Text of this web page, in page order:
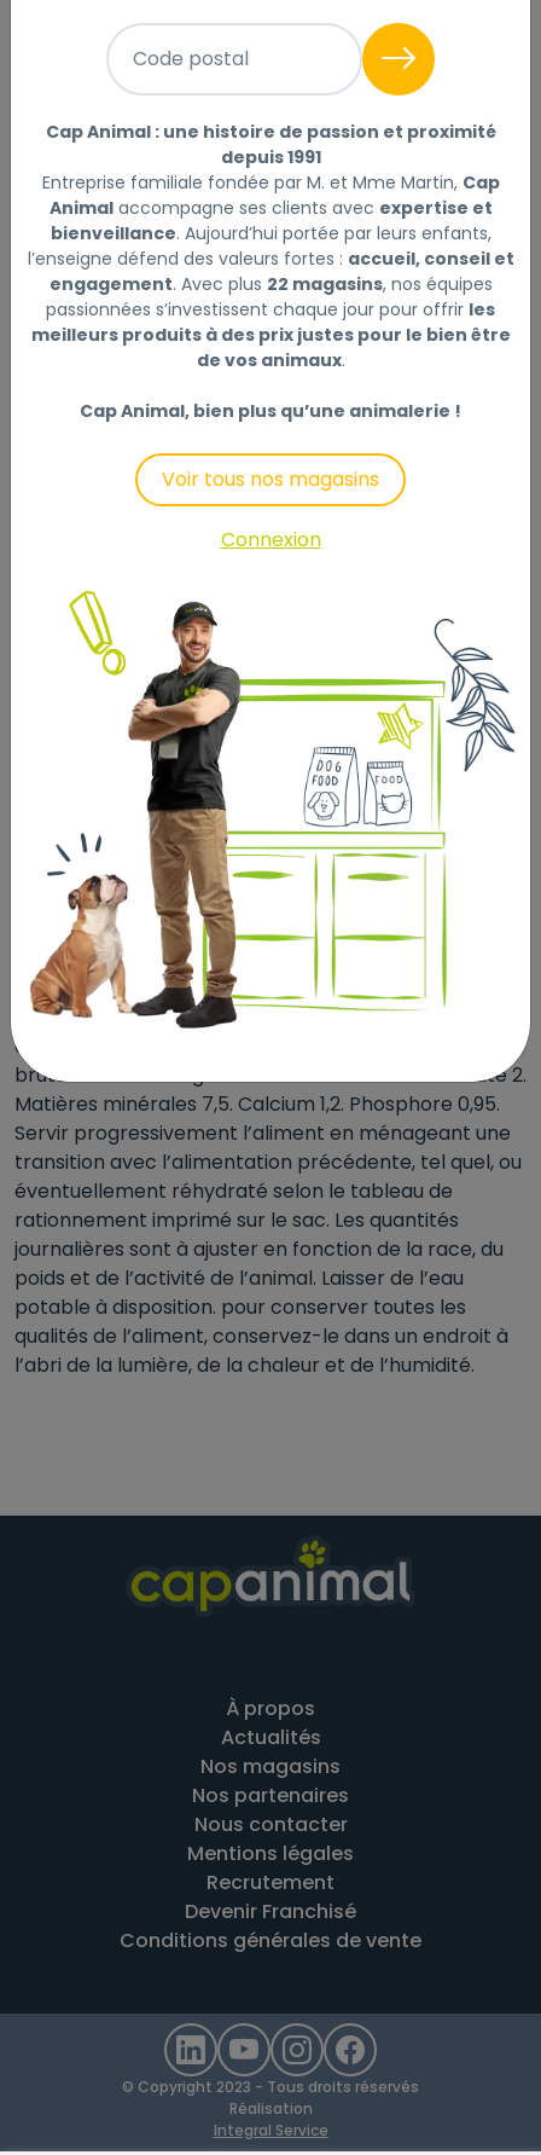
Aliment complet sans céréales pour chatons et
chattes en fin de gestation et en lactation. Pure Life
vous offre des recettes ultra-appétentes conçues
pour apporter un confort digestif optimal, et le juste
équilibre de nutriments essentiels pour la vitalité et le
bien-être de votre animal. La composition répond aux
besoins nutritionnels spécifiques du chaton pour lui
assurer une croissance saine : huile de poisson pour le
développement cérébral, extraits de levure pour le
soutien de son système immunitaire. Ingrédients
d’origine naturelle et non OGM. Fabrication 100%
française. Sans colorants, sans conservateurs, sans
animales déshydratées 37% (volaille, porc). Fécule de
Amidon de pois. Pois*. Graines de lin*. Protéines
déshydratées de sardine (4%). Fibres de pomme*.
Levure de bière. Artichaut*. Autolysats de poissons*
déshydratées*. Fructo-oligosaccharides. Fenouil*.
Algues*. Extraits de levure (0,08%) (Saccharomyces
cerevisiae, Ciberlindera Jadini). Courges*.
Canneberge*. Cassis*. Grenade*. Yucca*. Acérola*.
Argousier*. Myrtille*. Melon*. * ingrédients d'origine
naturelle. Additifs nutritionnels : Vitamine A 22000 UI.
Vitamine D3 2000 UI. Vitamine E 200 UI. CUIVRE 17,4
mg (Chélate de cuivre(II) et de glycine hydraté 2,5
mg, Sulfate de cuivre(II) pentahydraté 14,9 mg). ZINC
128 mg (Chélate de zinc de glycine hydraté 40 mg,
Sulfate de zinc monohydraté 88 mg). MANGANESE
(Oxyde de manganèse (II)) 96 mg. IODE (Iodate de
calcium anhydre) 1,8 mg. SELENIUM 0,07 mg (Sélénite
de sodium 0,02 mg, Levure séléniée inactivée 0,05
mg). Taurine 2,2 g. Additifs zootechniques : Chlorure
d'ammonium 5 g. Liants : Bentonite 10,9 g. Protéine
brute 37. Matières grasses brutes 19. Cellulose brute 2.
Matières minérales 7,5. Calcium 1,2. Phosphore 0,95.
Servir progressivement l’aliment en ménageant une
transition avec l’alimentation précédente, tel quel, ou
éventuellement réhydraté selon le tableau de
rationnement imprimé sur le sac. Les quantités
journalières sont à ajuster en fonction de la race, du
poids et de l’activité de l’animal. Laisser de l’eau
potable à disposition. pour conserver toutes les
qualités de l’aliment, conservez-le dans un endroit à
l’abri de la lumière, de la chaleur et de l’humidité.
À propos
Actualités
Nos magasins
Nos partenaires
Nous contacter
Mentions légales
Recrutement
Devenir Franchisé
Conditions générales de vente
© Copyright 2023 - Tous droits réservés
Réalisation
Integral Service
Code postal
Cap Animal : une histoire de passion et proximité
depuis 1991
Entreprise familiale fondée par M. et Mme Martin, Cap
Animalaccompagne ses clients avec expertise et
bienveillance. Aujourd’hui portée par leurs enfants,
l’enseigne défend des valeurs fortes : accueil, conseil et
engagement. Avec plus 22 magasins, nos équipes
passionnées s’investissent chaque jour pour offrir les
meilleurs produits à des prix justes pour le bien être
de vos animaux.
Cap Animal, bien plus qu’une animalerie !
Voir tous nos magasins
Connexion